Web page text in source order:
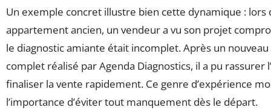
Un exemple concret illustre bien cette dynamique : lors
appartement ancien, un vendeur a vu son projet
le diagnostic amiante était incomplet. Après un
complet réalisé par Agenda Diagnostics, il a pu rassurer
finaliser la vente rapidement. Ce genre d’expérience
l’importance d’éviter tout manquement dès le départ.